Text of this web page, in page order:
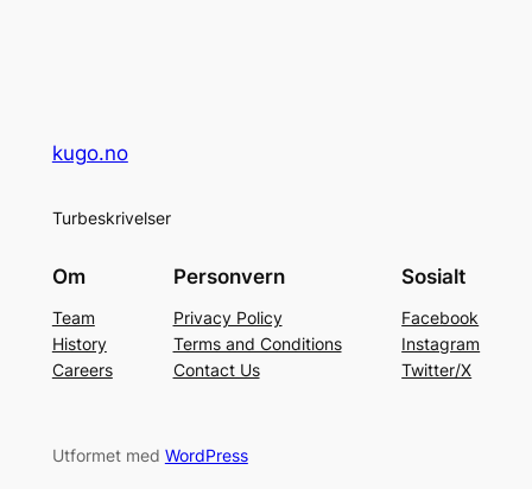
kugo.no
Turbeskrivelser
Om
Team
History
Careers
Personvern
Privacy Policy
Terms and Conditions
Contact Us
Sosialt
Facebook
Instagram
Twitter/X
Utformet med WordPress